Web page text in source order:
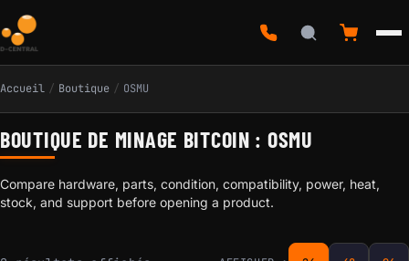
Accueil / Boutique / OSMU
BOUTIQUE DE MINAGE BITCOIN : OSMU
Compare hardware, parts, condition, compatibility, power, heat,
stock, and support before opening a product.